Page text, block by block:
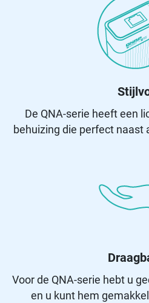
De QNA-serie heeft een
behuizing die perfect naast
Voor de QNA-serie hebt u
en u kunt hem